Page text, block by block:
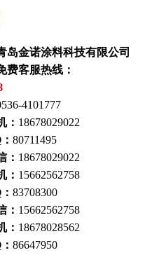
岛金诺涂料科技有限公司
费客服热线：
4101777
： 18678029022
80711495
18678029022
： 15662562758
83708300
15662562758
： 18678028562
86647950